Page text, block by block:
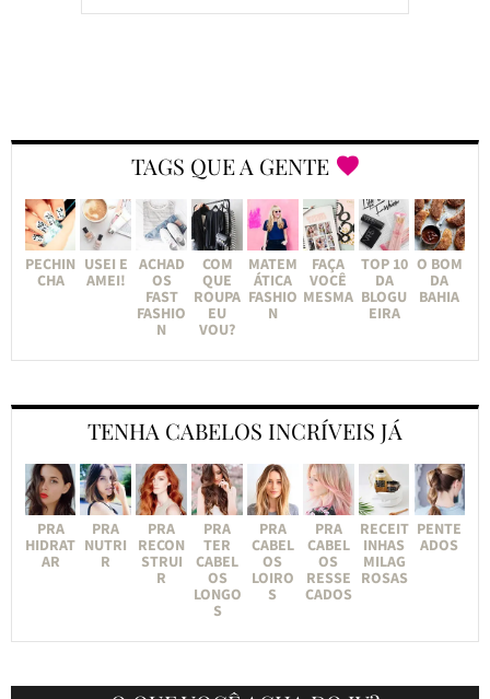
TAGS QUE A GENTE
PECHIN
CHA
USEI E
AMEI!
ACHAD
OS
FAST
FASHIO
N
COM
QUE
ROUPA
EU
VOU?
MATEM
ÁTICA
FASHIO
N
FAÇA
VOCÊ
MESMA
TOP 10
DA
BLOGU
EIRA
O BOM
DA
BAHIA
TENHA CABELOS INCRÍVEIS JÁ
PRA
HIDRAT
AR
PRA
NUTRI
R
PRA
RECON
STRUI
R
PRA
TER
CABEL
OS
LONGO
S
PRA
CABEL
OS
LOIRO
S
PRA
CABEL
OS
RESSE
CADOS
RECEIT
INHAS
MILAG
ROSAS
PENTE
ADOS